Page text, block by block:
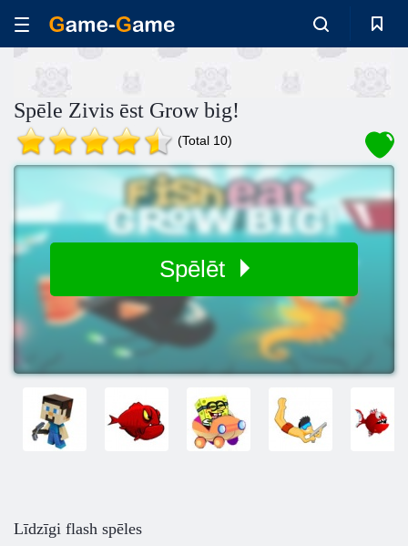
Spēle Zivis ēst Grow big!
(Total 10)
Spēlēt
Līdzīgi flash spēles